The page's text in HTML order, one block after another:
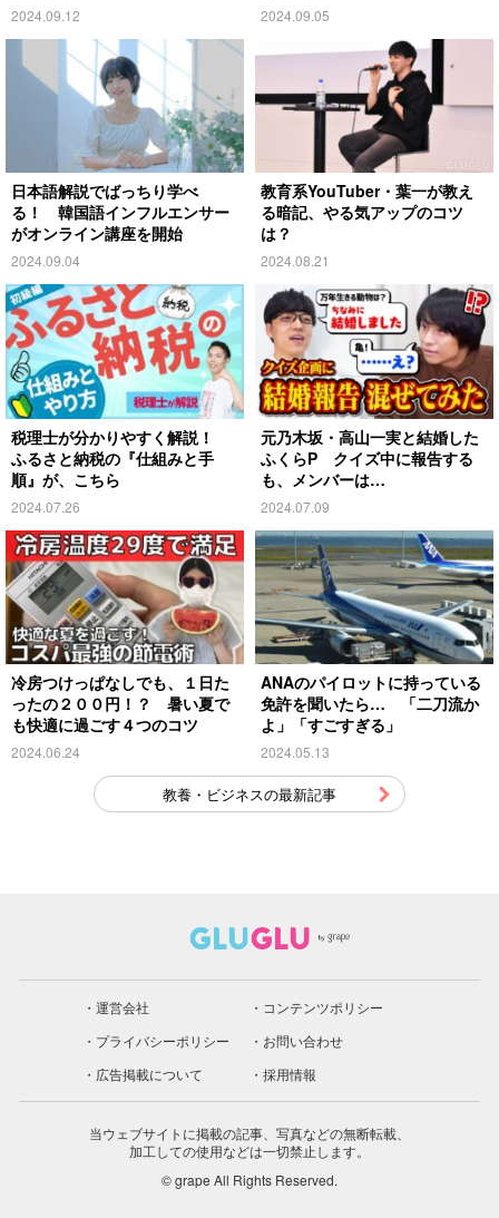
2024.09.12 2024.09.05
日本語解説でばっちり学べ
る！ 韓国語インフルエンサー
がオンライン講座を開始
2024.09.04
教育系YouTuber・葉一が教え
る暗記、やる気アップのコツ
は？
2024.08.21
税理士が分かりやすく解説！
ふるさと納税の『仕組みと手
順』が、こちら
2024.07.26
元乃木坂・高山一実と結婚した
ふくらP クイズ中に報告する
も、メンバーは…
2024.07.09
冷房つけっぱなしでも、１日た
ったの２００円！？ 暑い夏で
も快適に過ごす４つのコツ
2024.06.24
ANAのパイロットに持っている
免許を聞いたら… 「二刀流か
よ」「すごすぎる」
2024.05.13
教養・ビジネスの最新記事
運営会社
コンテンツポリシー
プライバシーポリシー
お問い合わせ
広告掲載について
採用情報
当ウェブサイトに掲載の記事、写真などの無断転載、
加工しての使用などは一切禁止します。
© grape All Rights Reserved.